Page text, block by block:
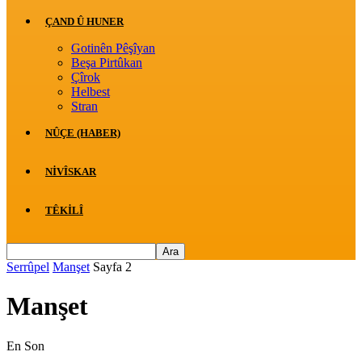
ÇAND Û HUNER
Gotinên Pêşîyan
Beşa Pirtûkan
Çîrok
Helbest
Stran
NÛÇE (HABER)
NIVÎSKAR
TÊKILÎ
Serrûpel Manşet Sayfa 2
Manşet
En Son